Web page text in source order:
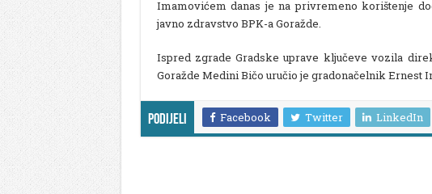
Imamovićem danas je na privremeno korištenje
javno zdravstvo BPK-a Goražde.
Ispred zgrade Gradske uprave ključeve vozila
Goražde Medini Bičo uručio je gradonačelnik Ernest
Podijeli Facebook Twitter LinkedIn